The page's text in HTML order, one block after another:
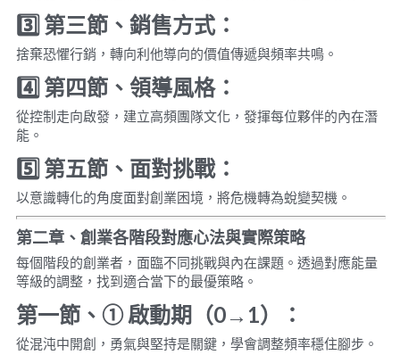
3️ 第三節、銷售方式：
捨棄恐懼行銷，轉向利他導向的價值傳遞與頻率共鳴。
4️ 第四節、領導風格：
從控制走向啟發，建立高頻團隊文化，發揮每位夥伴的內在潛
能。
5️ 第五節、面對挑戰：
以意識轉化的角度面對創業困境，將危機轉為蛻變契機。
第二章、創業各階段對應心法與實際策略
每個階段的創業者，面臨不同挑戰與內在課題。透過對應能量
等級的調整，找到適合當下的最優策略。
第一節、 ① 啟動期（0→1）：
從混沌中開創，勇氣與堅持是關鍵，學會調整頻率穩住腳步。